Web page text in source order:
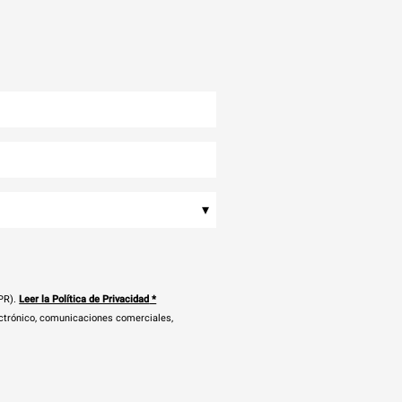
▾
Leer la Política de Privacidad *
comunicaciones comerciales,